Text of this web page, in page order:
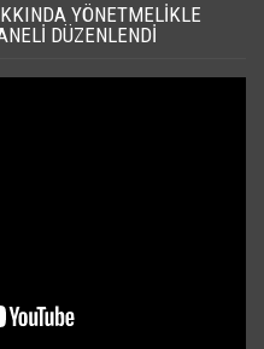
YÖNETMELIKLE
DÜZENLENDI